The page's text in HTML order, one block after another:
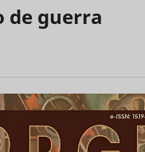
de guerra